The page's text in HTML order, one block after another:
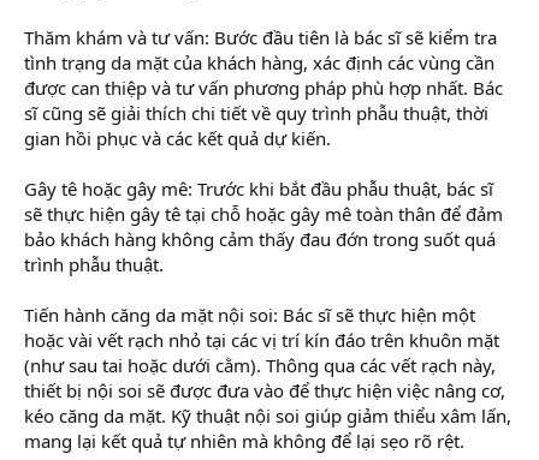
Thăm khám và tư vấn: Bước đầu tiên là bác sĩ sẽ kiểm tra
tình trạng da mặt của khách hàng, xác định các vùng cần
được can thiệp và tư vấn phương pháp phù hợp nhất. Bác
sĩ cũng sẽ giải thích chi tiết về quy trình phẫu thuật, thời
gian hồi phục và các kết quả dự kiến.
Gây tê hoặc gây mê: Trước khi bắt đầu phẫu thuật, bác sĩ
sẽ thực hiện gây tê tại chỗ hoặc gây mê toàn thân để đảm
bảo khách hàng không cảm thấy đau đớn trong suốt quá
trình phẫu thuật.
Tiến hành căng da mặt nội soi: Bác sĩ sẽ thực hiện một
hoặc vài vết rạch nhỏ tại các vị trí kín đáo trên khuôn mặt
(như sau tai hoặc dưới cằm). Thông qua các vết rạch này,
thiết bị nội soi sẽ được đưa vào để thực hiện việc nâng cơ,
kéo căng da mặt. Kỹ thuật nội soi giúp giảm thiểu xâm lấn,
mang lại kết quả tự nhiên mà không để lại sẹo rõ rệt.